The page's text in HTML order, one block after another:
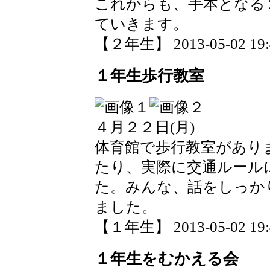
これからも、手本とな
ていきます。
【２年生】 2013-05-02
１年生歩行教室
４月２２日(月)
体育館で歩行教室があり
たり、実際に交通ルー
た。みんな、話をしっ
ました。
【１年生】 2013-05-02
１年生をむかえる会